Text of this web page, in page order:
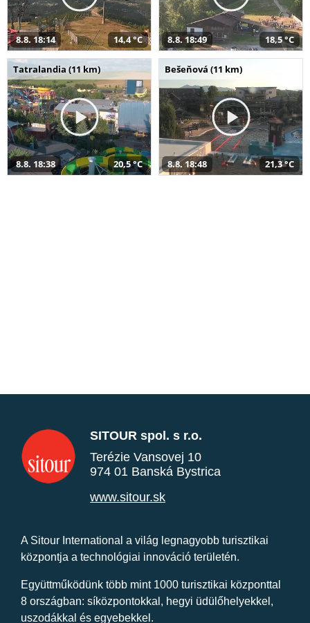
8.8. 18:14 14,4 °C 8.8. 18:49 18,5 °C
Tatralandia (11 km)
8.8. 18:38 20,5 °C
Bešeňová (11 km)
8.8. 18:48 21,3 °C
SITOUR spol. s r.o.
Terézie Vansovej 10
974 01 Banská Bystrica
www.sitour.sk
A Sitour International a világ legnagyobb turisztikai
központja a technológiai innováció területén.
Együttműködünk több mint 1000 turisztikai központtal
8 országban: síközpontokkal, hegyi üdülőhelyekkel,
uszodákkal és egyebekkel.